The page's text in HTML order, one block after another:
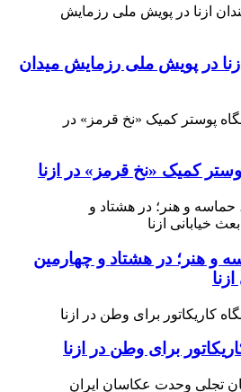
در پویش ملی رزمایش میدان
کمیک «نخ قرمز» در ازنا
و هنر؛ در هشتاد و چهارمین
برای وطن در ازنا